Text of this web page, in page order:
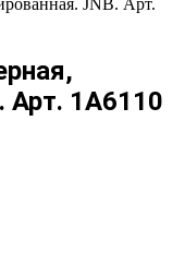
JNB. Арт.
Арт. 1А6110